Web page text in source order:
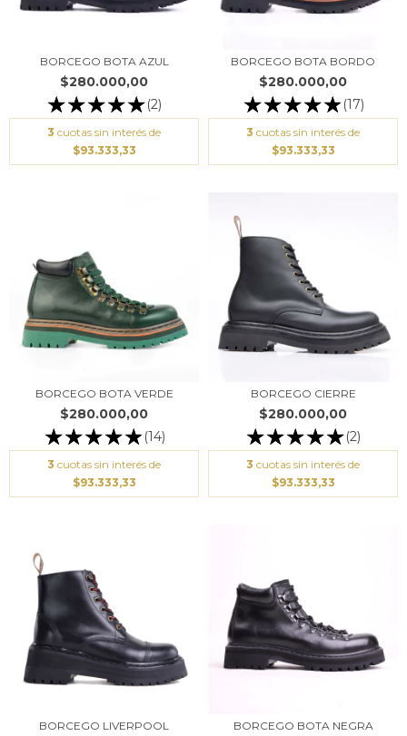
BORCEGO BOTA AZUL
$280.000,00
(2)
3 cuotas sin interés de
$93.333,33
BORCEGO BOTA BORDO
$280.000,00
(17)
3 cuotas sin interés de
$93.333,33
BORCEGO BOTA VERDE
$280.000,00
(14)
3 cuotas sin interés de
$93.333,33
BORCEGO CIERRE
$280.000,00
(2)
3 cuotas sin interés de
$93.333,33
BORCEGO LIVERPOOL BORCEGO BOTA NEGRA